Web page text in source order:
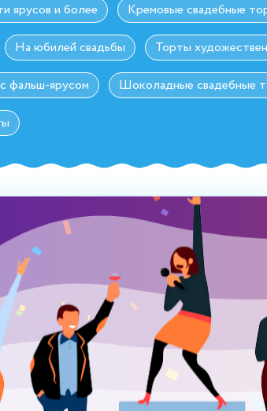
ярусов и более Кремовые свадебные
На юбилей свадьбы Торты
фальш-ярусом Шоколадные свадебные